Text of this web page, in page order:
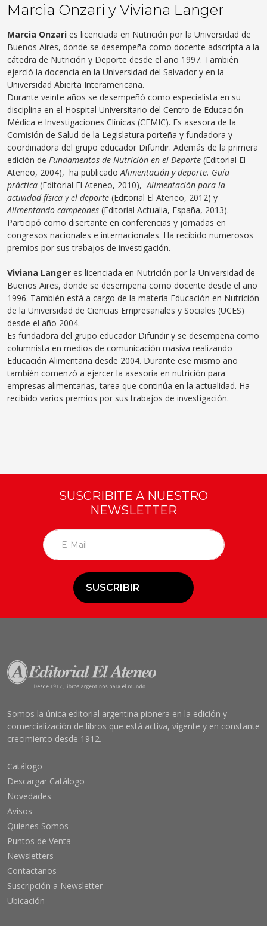
Marcia Onzari y Viviana Langer
Marcia Onzari es licenciada en Nutrición por la Universidad de
Buenos Aires, donde se desempeña como docente adscripta a la
cátedra de Nutrición y Deporte desde el año 1997. También
ejerció la docencia en la Universidad del Salvador y en la
Universidad Abierta Interamericana.
Durante veinte años se desempeñó como especialista en su
disciplina en el Hospital Universitario del Centro de Educación
Médica e Investigaciones Clínicas (CEMIC). Es asesora de la
Comisión de Salud de la Legislatura porteña y fundadora y
coordinadora del grupo educador Difundir. Además de la primera
edición de Fundamentos de Nutrición en el Deporte (Editorial El
Ateneo, 2004), ha publicado Alimentación y deporte. Guía
práctica (Editorial El Ateneo, 2010), Alimentación para la
actividad física y el deporte (Editorial El Ateneo, 2012) y
Alimentando campeones (Editorial Actualia, España, 2013).
Participó como disertante en conferencias y jornadas en
congresos nacionales e internacionales. Ha recibido numerosos
premios por sus trabajos de investigación.
Viviana Langer es licenciada en Nutrición por la Universidad de
Buenos Aires, donde se desempeña como docente desde el año
1996. También está a cargo de la materia Educación en Nutrición
de la Universidad de Ciencias Empresariales y Sociales (UCES)
desde el año 2004.
Es fundadora del grupo educador Difundir y se desempeña como
columnista en medios de comunicación masiva realizando
Educación Alimentaria desde 2004. Durante ese mismo año
también comenzó a ejercer la asesoría en nutrición para
empresas alimentarias, tarea que continúa en la actualidad. Ha
recibido varios premios por sus trabajos de investigación.
SUSCRIBITE A NUESTRO
NEWSLETTER
SUSCRIBIR
Somos la única editorial argentina pionera en la edición y
comercialización de libros que está activa, vigente y en constante
crecimiento desde 1912.
Catálogo
Descargar Catálogo
Novedades
Avisos
Quienes Somos
Puntos de Venta
Newsletters
Contactanos
Suscripción a Newsletter
Ubicación